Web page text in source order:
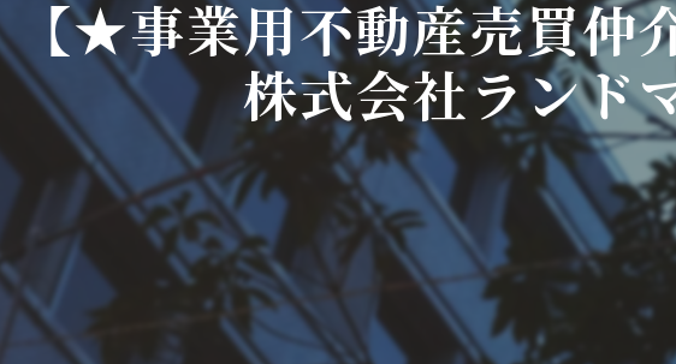
【★事業用不動産売買仲
株式会社ラン